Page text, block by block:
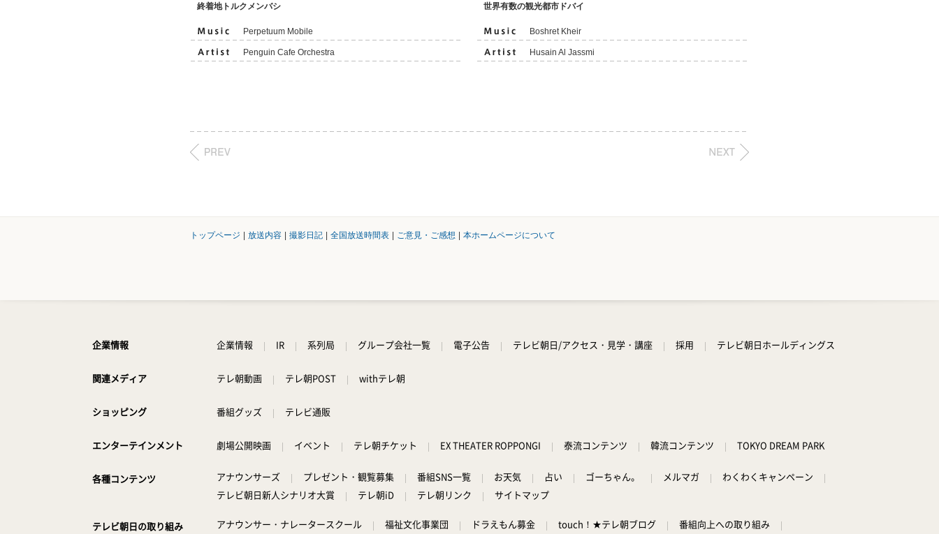
終着地トルクメンバシ
Perpetuum Mobile
Penguin Cafe Orchestra
世界有数の観光都市ドバイ
Boshret Kheir
Husain Al Jassmi
トップページ 放送内容 撮影日記 全国放送時間表 ご意見・ご感想 本ホームページについて
企業情報 企業情報 IR 系列局 グループ会社一覧 電子公告 テレビ朝日/アクセス・見学・講座 採用 テレビ朝日ホールディングス
関連メディア テレ朝動画 テレ朝POST withテレ朝
ショッピング 番組グッズ テレビ通販
エンターテインメント 劇場公開映画 イベント テレ朝チケット EX THEATER ROPPONGI 泰流コンテンツ 韓流コンテンツ TOKYO DREAM PARK
各種コンテンツ アナウンサーズ プレゼント・観覧募集 番組SNS一覧 お天気 占い ゴーちゃん。 メルマガ
わくわくキャンペーン
テレビ朝日新人シナリオ大賞
テレ朝iD テレ朝リンク サイトマップ
テレビ朝日の取り組み アナウンサー・ナレータースクール 福祉文化事業団 ドラえもん募金 touch！★テレ朝ブログ 番組向上への取り組み